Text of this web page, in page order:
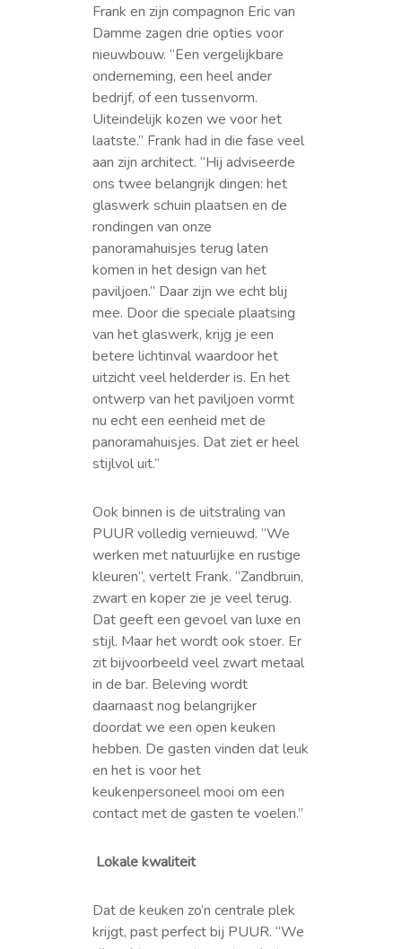
Frank en zijn compagnon Eric van
Damme zagen drie opties voor
nieuwbouw. “Een vergelijkbare
onderneming, een heel ander
bedrijf, of een tussenvorm.
Uiteindelijk kozen we voor het
laatste.” Frank had in die fase veel
aan zijn architect. “Hij adviseerde
ons twee belangrijk dingen: het
glaswerk schuin plaatsen en de
rondingen van onze
panoramahuisjes terug laten
komen in het design van het
paviljoen.” Daar zijn we echt blij
mee. Door die speciale plaatsing
van het glaswerk, krijg je een
betere lichtinval waardoor het
uitzicht veel helderder is. En het
ontwerp van het paviljoen vormt
nu echt een eenheid met de
panoramahuisjes. Dat ziet er heel
stijlvol uit.”
Ook binnen is de uitstraling van
PUUR volledig vernieuwd. “We
werken met natuurlijke en rustige
kleuren”, vertelt Frank. “Zandbruin,
zwart en koper zie je veel terug.
Dat geeft een gevoel van luxe en
stijl. Maar het wordt ook stoer. Er
zit bijvoorbeeld veel zwart metaal
in de bar. Beleving wordt
daarnaast nog belangrijker
doordat we een open keuken
hebben. De gasten vinden dat leuk
en het is voor het
keukenpersoneel mooi om een
contact met de gasten te voelen.”
Lokale kwaliteit
Dat de keuken zo’n centrale plek
krijgt, past perfect bij PUUR. “We